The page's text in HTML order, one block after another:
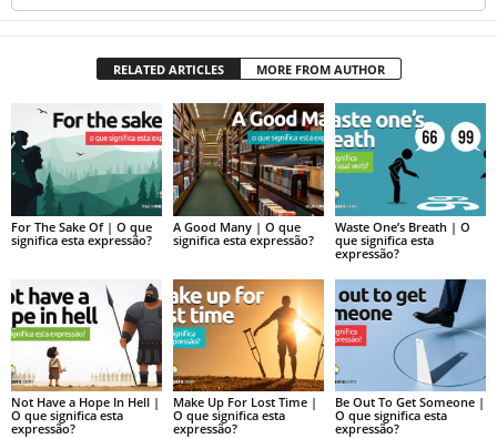
RELATED ARTICLES MORE FROM AUTHOR
For The Sake Of | O que
significa esta expressão?
A Good Many | O que
significa esta expressão?
Waste One’s Breath | O
que significa esta
expressão?
Not Have a Hope In Hell |
O que significa esta
expressão?
Make Up For Lost Time |
O que significa esta
expressão?
Be Out To Get Someone |
O que significa esta
expressão?